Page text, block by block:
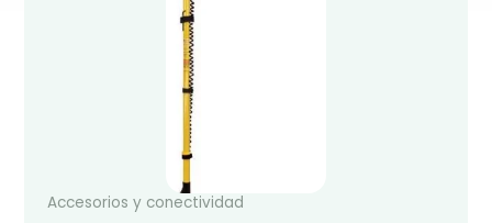
Accesorios y conectividad